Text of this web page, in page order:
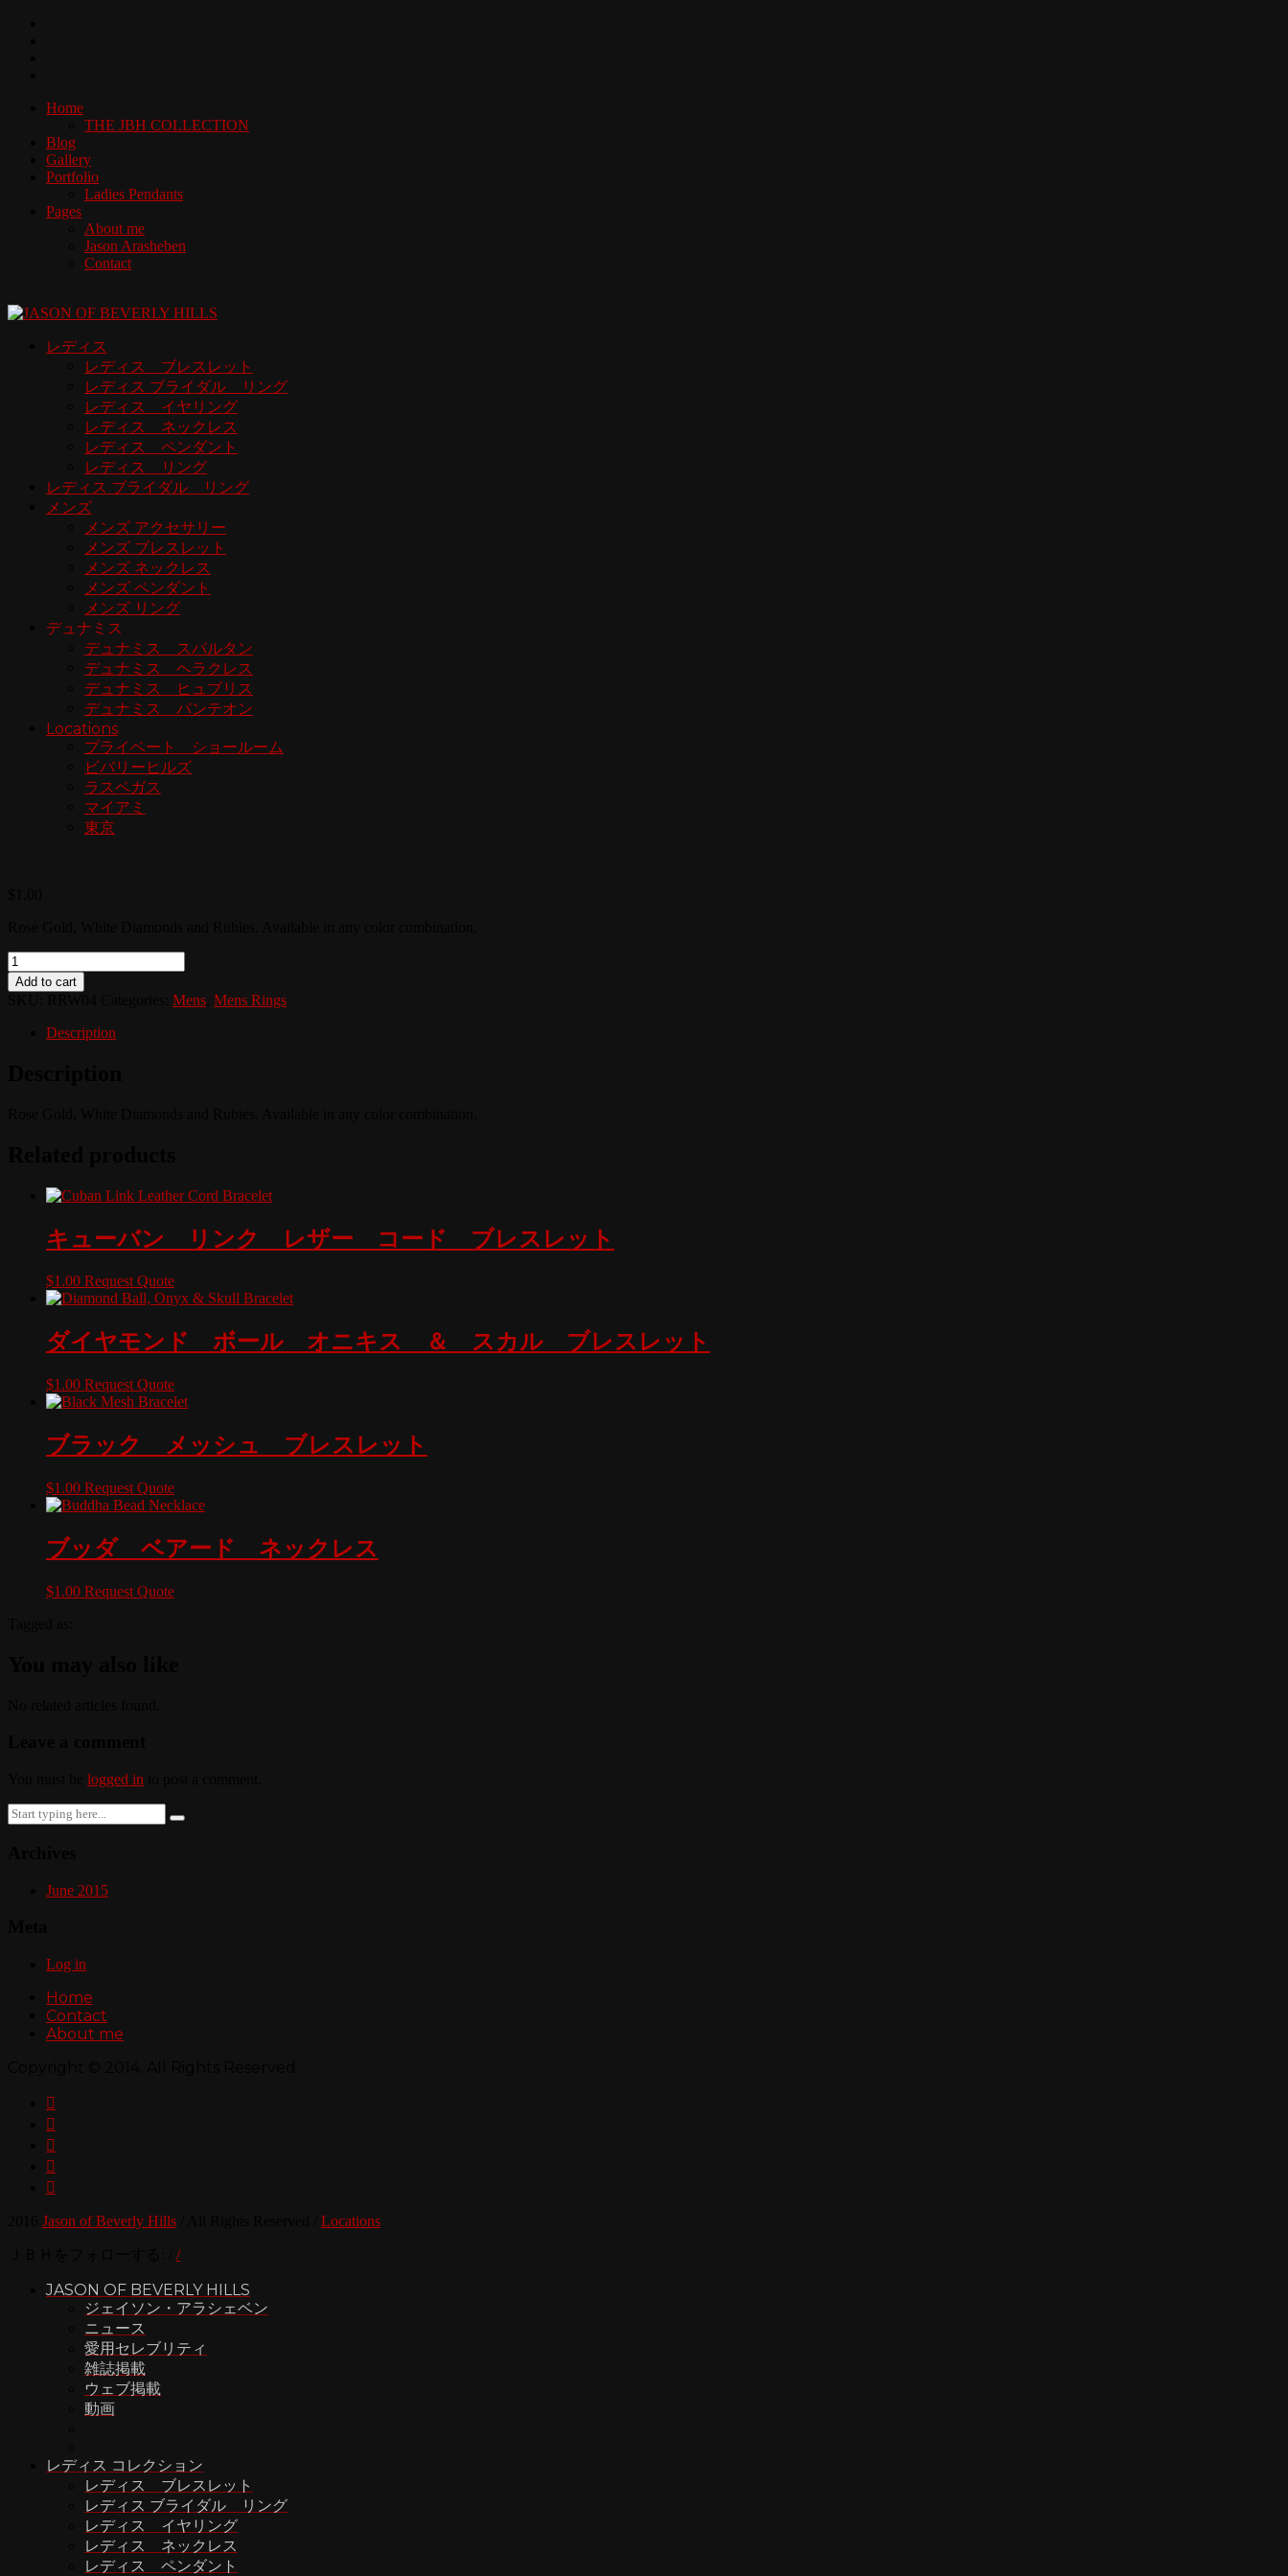
Home
THE JBH COLLECTION
Blog
Gallery
Portfolio
Ladies Pendants
Pages
About me
Jason Arasheben
Contact
レディス
レディス ブレスレット
レディス ブライダル リング
レディス イヤリング
レディス ネックレス
レディス ペンダント
レディス リング
レディス ブライダル リング
メンズ
メンズ アクセサリー
メンズ ブレスレット
メンズ ネックレス
メンズ ペンダント
メンズ リング
デュナミス
デュナミス スパルタン
デュナミス ヘラクレス
デュナミス ヒュブリス
デュナミス パンテオン
Locations
プライベート ショールーム
ビバリーヒルズ
ラスベガス
マイアミ
東京
Quantity
Add to cart
Mens Mens Rings
Description
キューバン リンク レザー コード ブレスレット
$1.00 Request Quote
ダイヤモンド ボール オニキス ＆ スカル ブレスレット
$1.00 Request Quote
ブラック メッシュ ブレスレット
$1.00 Request Quote
ブッダ ベアード ネックレス
$1.00 Request Quote
logged in
Search
for:
June 2015
Log in
Home
Contact
About me





Jason of Beverly Hills Locations
/
JASON OF BEVERLY HILLS
ジェイソン・アラシェベン
ニュース
愛用セレブリティ
雑誌掲載
ウェブ掲載
動画
レディス コレクション
レディス ブレスレット
レディス ブライダル リング
レディス イヤリング
レディス ネックレス
レディス ペンダント